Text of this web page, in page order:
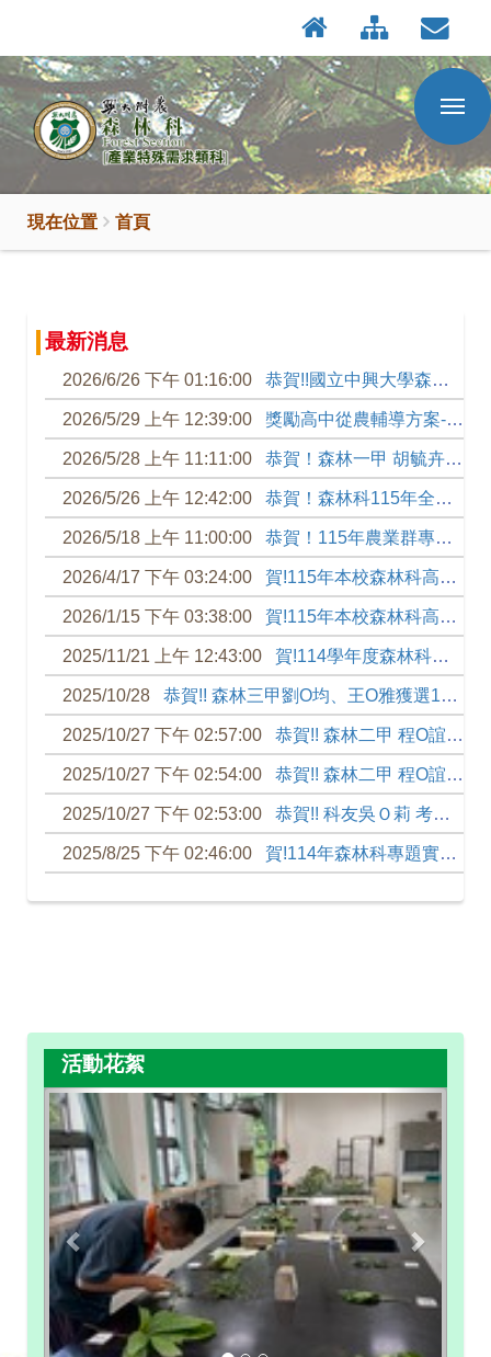
到
主
要
內
現在位置 首頁
最新消息
2026/6/26 下午 01:16:00 恭賀!!國立中興大學森林學系115學年度技優甄審榜單
2026/5/29 上午 12:39:00 獎勵高中從農輔導方案-暑假(第三四階段)- 農業職涯探索時數登錄及繳交注意事項
2026/5/28 上午 11:11:00 恭賀！森林一甲 胡毓卉 同學 錄取2026青年百億海外圓夢基金計畫!!!!
2026/5/26 上午 12:42:00 恭賀！森林科115年全國獎勵高中生從農方案 農園作物組榮獲第一名
2026/5/18 上午 11:00:00 恭賀！115年農業群專題組興大附農森林科師生榮獲佳作。
2026/4/17 下午 03:24:00 賀!115年本校森林科高三升學榜單!
2026/1/15 下午 03:38:00 賀!115年本校森林科高三 陳冠合同學 升學榜單!!
2025/11/21 上午 12:43:00 賀!114學年度森林科技藝競賽榜單
2025/10/28 恭賀!! 森林三甲劉O均、王O雅獲選114年度中華民國農會永續農業人才培育獎學金
2025/10/27 下午 02:57:00 恭賀!! 森林二甲 程O誼 榮獲日本岐阜女子大學第24回全國書道展 大學賞
2025/10/27 下午 02:54:00 恭賀!! 森林二甲 程O誼 榮獲日本曹洞宗第59回青少年書道展 秀作
2025/10/27 下午 02:53:00 恭賀!! 科友吳Ｏ莉 考取 114年公務人員高等考(三級考試)
2025/8/25 下午 02:46:00 賀!114年森林科專題實作及創意競賽榜單
活動花絮
Previous